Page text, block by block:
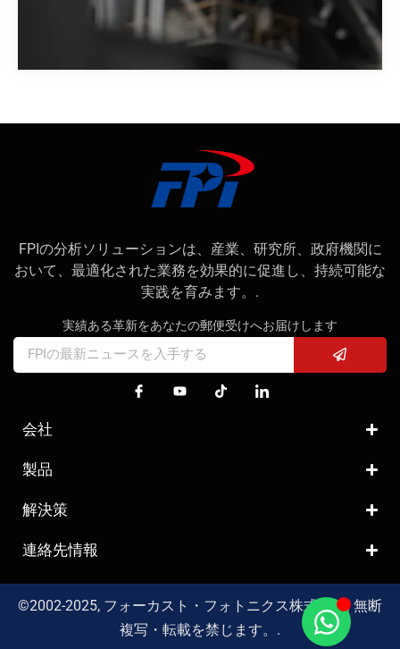
FPIの分析ソリューションは、産業、研究所、政府機関に
おいて、最適化された業務を効果的に促進し、持続可能な
実践を育みます。.
実績ある革新をあなたの郵便受けへお届けします
会社
製品
解決策
連絡先情報
©2002-2025, フォーカスト・フォトニクス株式会社. 無断
複写・転載を禁じます。.